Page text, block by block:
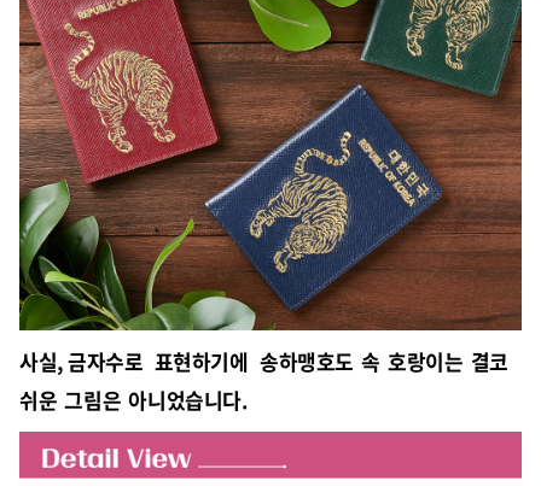
사실, 금자수로 표현하기에 송하맹호도 속 호랑이는 결코
쉬운 그림은 아니었습니다.